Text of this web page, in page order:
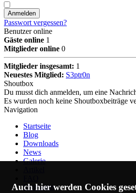
Auch hier werden Cookies
Anmelden
Passwort vergessen?
Benutzer online
Gäste online 1
Mitglieder online 0
Mitglieder insgesamt: 1
Neuestes Mitglied: S3ptr0n
Shoutbox
Du musst dich anmelden, um eine
Es wurden noch keine Shoutboxbeiträge
Navigation
Startseite
Blog
Downloads
News
Galerie
Umfragen